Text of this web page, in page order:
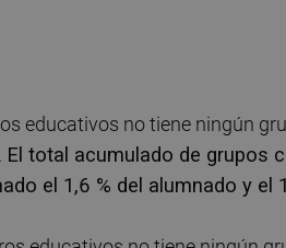
educativos no tiene ningún
El total acumulado de grupos
el 1,6 % del alumnado y el